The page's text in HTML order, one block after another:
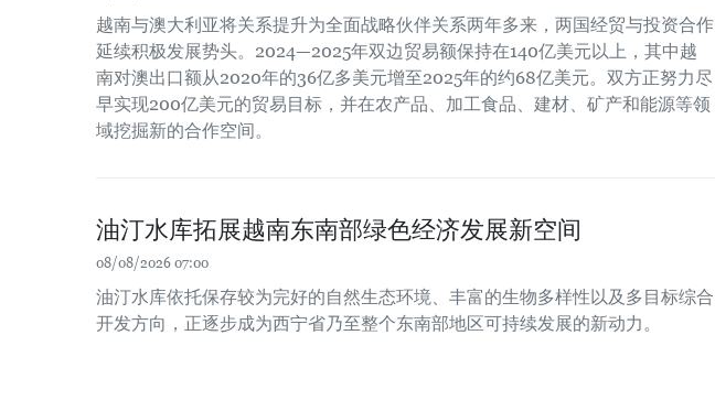
越南与澳大利亚将关系提升为全面战略伙伴关系两年多来，两国经贸与投资合作
延续积极发展势头。2024—2025年双边贸易额保持在140亿美元以上，其中越
南对澳出口额从2020年的36亿多美元增至2025年的约68亿美元。双方正努力尽
早实现200亿美元的贸易目标，并在农产品、加工食品、建材、矿产和能源等领
域挖掘新的合作空间。
油汀水库拓展越南东南部绿色经济发展新空间
08/08/2026 07:00
油汀水库依托保存较为完好的自然生态环境、丰富的生物多样性以及多目标综合
开发方向，正逐步成为西宁省乃至整个东南部地区可持续发展的新动力。